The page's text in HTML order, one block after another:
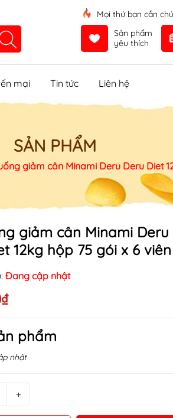
Mọi thứ bạn cần
Sản phẩm
yêu thích
mại Tin tức Liên hệ
SẢN PHẨM
giảm cân Minami Deru Deru Diet
giảm cân Minami Deru
12kg hộp 75 gói x 6 viên
Đang cập nhật
phẩm
nhật
+